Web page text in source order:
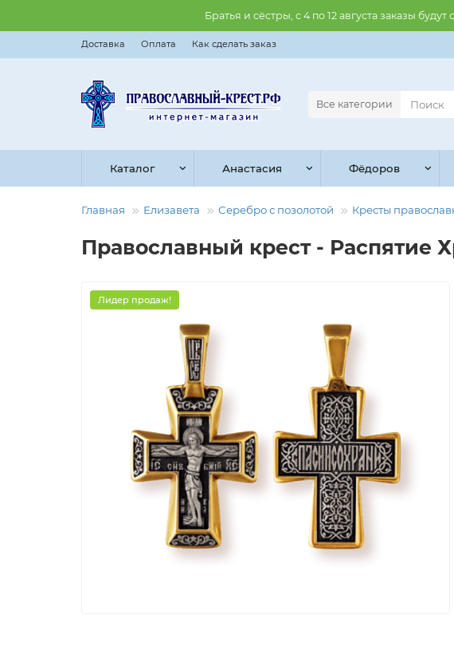
Братья и сёстры, с 4 по 12 августа заказы
Доставка Оплата Как сделать заказ
Все категории
Каталог Анастасия Фёдоров
Главная Елизавета Серебро с позолотой Кресты
Православны​й крест - Распятие
Лидер продаж!